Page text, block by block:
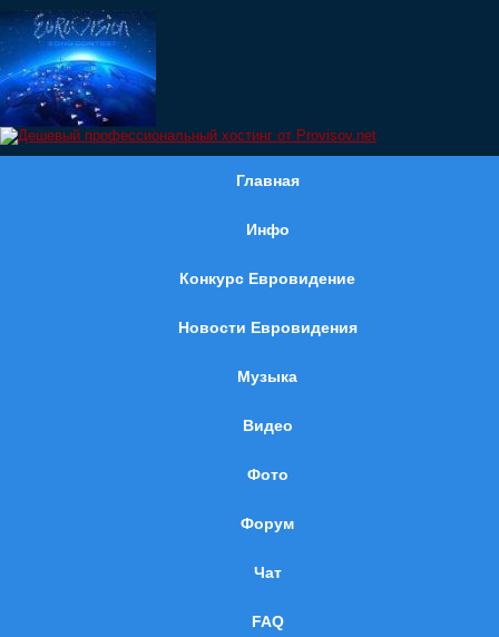
Главная
Инфо
Конкурс Евровидение
Новости Евровидения
Музыка
Видео
Фото
Форум
Чат
FAQ